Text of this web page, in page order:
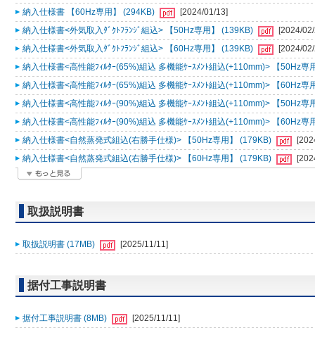
納入仕様書 【60Hz専用】 (294KB)
[2024/01/13]
納入仕様書<外気取入ﾀﾞｸﾄﾌﾗﾝｼﾞ組込> 【50Hz専用】 (139KB)
[2024/
納入仕様書<外気取入ﾀﾞｸﾄﾌﾗﾝｼﾞ組込> 【60Hz専用】 (139KB)
[2024/
納入仕様書<高性能ﾌｨﾙﾀｰ(65%)組込 多機能ｹｰｽﾒﾝﾄ組込(+110mm)> 【50Hz専
納入仕様書<高性能ﾌｨﾙﾀｰ(65%)組込 多機能ｹｰｽﾒﾝﾄ組込(+110mm)> 【60Hz専
納入仕様書<高性能ﾌｨﾙﾀｰ(90%)組込 多機能ｹｰｽﾒﾝﾄ組込(+110mm)> 【50Hz専
納入仕様書<高性能ﾌｨﾙﾀｰ(90%)組込 多機能ｹｰｽﾒﾝﾄ組込(+110mm)> 【60Hz専
納入仕様書<自然蒸発式組込(右勝手仕様)> 【50Hz専用】 (179KB)
納入仕様書<自然蒸発式組込(右勝手仕様)> 【60Hz専用】 (179KB)
取扱説明書
取扱説明書 (17MB) [2025/11/11]
据付工事説明書
据付工事説明書 (8MB) [2025/11/11]